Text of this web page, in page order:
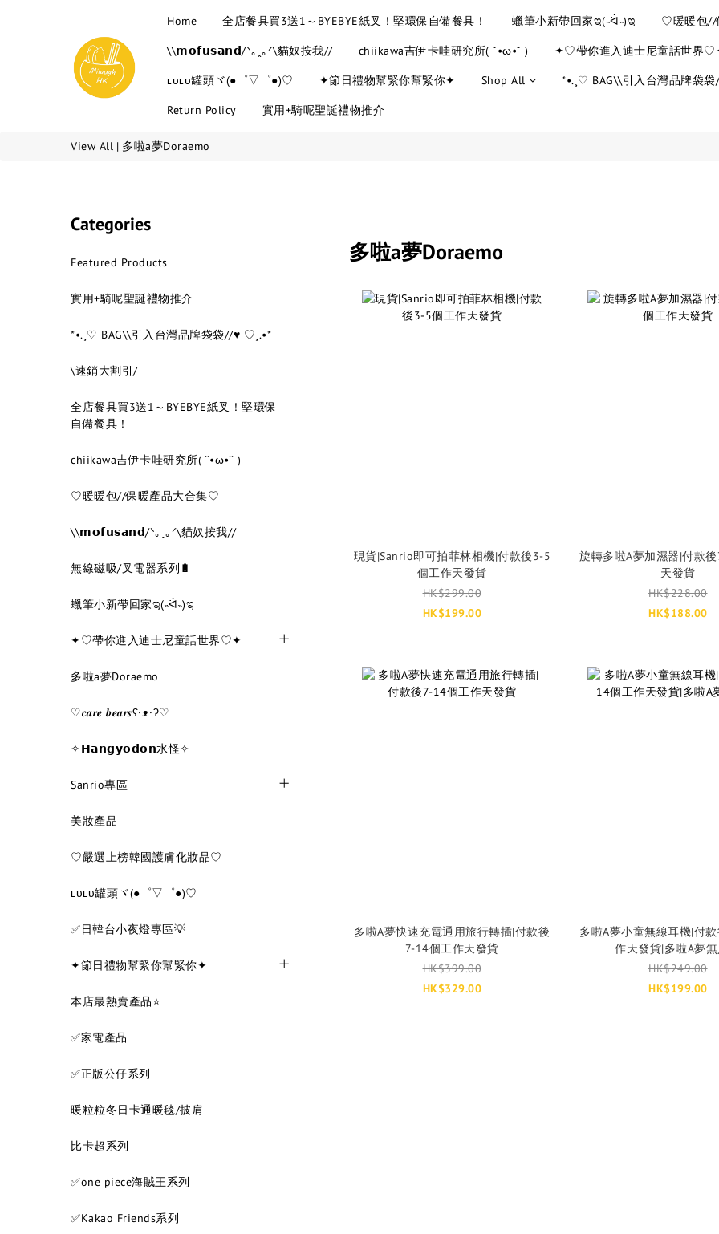
Home 全店餐具買3送1～BYEBYE紙叉！堅環保自備餐具！ 蠟筆小新帶回家ಇ(˵ᐛ˵)ಇ ♡暖暖包//
\\𝗺𝗼𝗳𝘂𝘀𝗮𝗻𝗱/ᐠ｡ꞈ｡ᐟ\貓奴按我// chiikawa吉伊卡哇研究所( ˘•ω•˘ ) ✦♡帶你進入迪士尼童話世界
ʟᴜʟᴜ罐頭ヾ(●゜▽゜●)♡ ✦節日禮物幫緊你幫緊你✦ Shop All *•.¸♡ BAG\\引入台灣品牌袋
Return Policy 實用+騎呢聖誕禮物推介
View All | 多啦a夢Doraemo
Categories
Featured Products
實用+騎呢聖誕禮物推介
*•.¸♡ BAG\\引入台灣品牌袋袋//♥ ♡¸.•*
\速銷大割引/
全店餐具買3送1～BYEBYE紙叉！堅環保
自備餐具！
chiikawa吉伊卡哇研究所( ˘•ω•˘ )
♡暖暖包//保暖產品大合集♡
\\𝗺𝗼𝗳𝘂𝘀𝗮𝗻𝗱/ᐠ｡ꞈ｡ᐟ\貓奴按我//
無線磁吸/叉電器系列🔋
蠟筆小新帶回家ಇ(˵ᐛ˵)ಇ
✦♡帶你進入迪士尼童話世界♡✦
多啦a夢Doraemo
♡𝒄𝒂𝒓𝒆 𝒃𝒆𝒂𝒓𝒔ʕ·ᴥ·ʔ♡
✧𝗛𝗮𝗻𝗴𝘆𝗼𝗱𝗼𝗻水怪✧
Sanrio專區
美妝產品
♡嚴選上榜韓國護膚化妝品♡
ʟᴜʟᴜ罐頭ヾ(●゜▽゜●)♡
✅日韓台小夜燈專區💡
✦節日禮物幫緊你幫緊你✦
本店最熱賣產品⭐
✅家電產品
✅正版公仔系列
暖粒粒冬日卡通暖毯/披肩
比卡超系列
✅one piece海賊王系列
✅Kakao Friends系列
多啦a夢Doraemo
現貨|Sanrio即可拍菲林相機|付款後3-5
個工作天發貨
HK$299.00
HK$199.00
旋轉多啦A夢加濕器|付款
天發貨
HK$228.00
HK$188.00
多啦A夢快速充電通用旅行轉插|付款後
7-14個工作天發貨
HK$399.00
HK$329.00
多啦A夢小童無線耳機|付
作天發貨|多啦A夢
HK$249.00
HK$199.00